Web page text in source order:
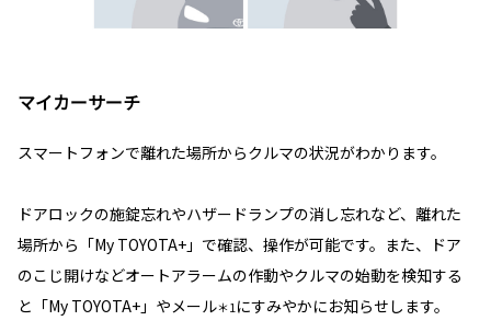
マイカーサーチ
スマートフォンで離れた場所からクルマの状況がわかります。
ドアロックの施錠忘れやハザードランプの消し忘れなど、離れた
場所から「My TOYOTA+」で確認、操作が可能です。また、ドア
のこじ開けなどオートアラームの作動やクルマの始動を検知する
と「My TOYOTA+」やメール＊1 にすみやかにお知らせします。